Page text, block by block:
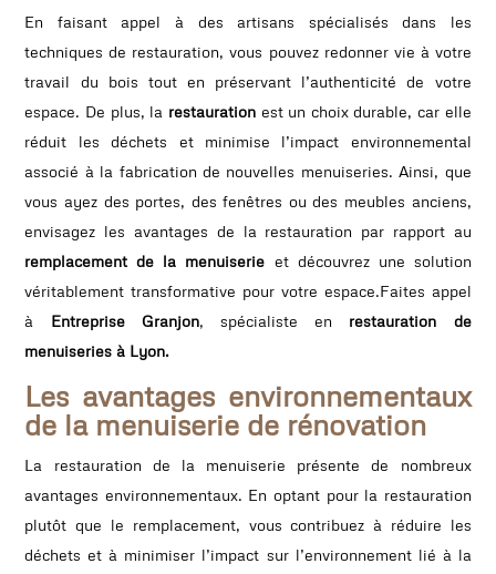
En faisant appel à des artisans spécialisés dans les
techniques de restauration, vous pouvez redonner vie à votre
travail du bois tout en préservant l’authenticité de votre
espace. De plus, la restaurationest un choix durable, car elle
réduit les déchets et minimise l’impact environnemental
associé à la fabrication de nouvelles menuiseries. Ainsi, que
vous ayez des portes, des fenêtres ou des meubles anciens,
envisagez les avantages de la restauration par rapport au
remplacement de la menuiserie et découvrez une solution
véritablement transformative pour votre espace.Faites appel
à Entreprise Granjon, spécialiste en restauration de
menuiseries à Lyon.
Les avantages environnementaux
de la menuiserie de rénovation
La restauration de la menuiserie présente de nombreux
avantages environnementaux. En optant pour la restauration
plutôt que le remplacement, vous contribuez à réduire les
déchets et à minimiser l’impact sur l’environnement lié à la